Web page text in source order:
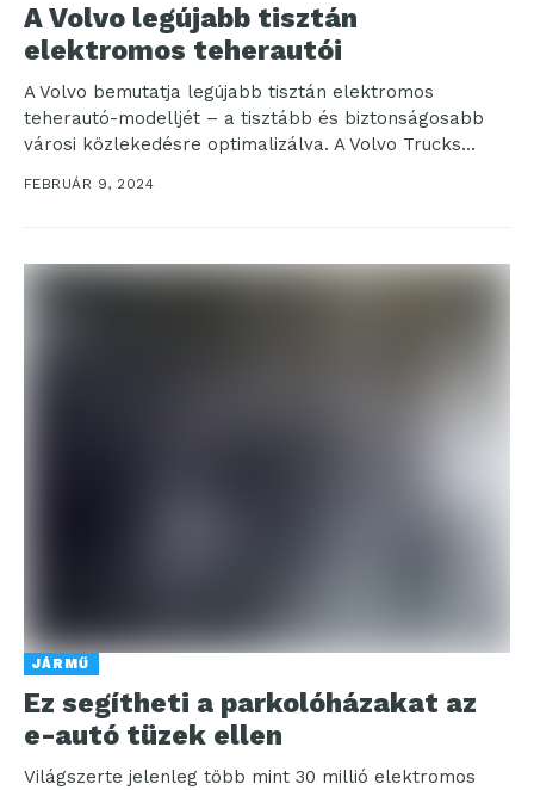
A Volvo legújabb tisztán
elektromos teherautói
A Volvo bemutatja legújabb tisztán elektromos
teherautó-modelljét – a tisztább és biztonságosabb
városi közlekedésre optimalizálva. A Volvo Trucks
bemutatja első olyan teherautó-modelljét, amelyet...
FEBRUÁR 9, 2024
JÁRMŰ
Ez segítheti a parkolóházakat az
e-autó tüzek ellen
Világszerte jelenleg több mint 30 millió elektromos